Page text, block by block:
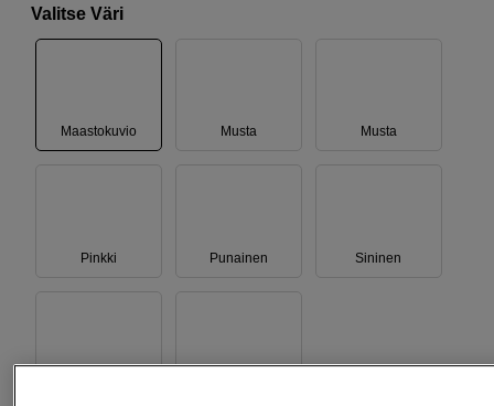
Valitse Väri
Maastokuvio Musta Musta
Pinkki Punainen Sininen